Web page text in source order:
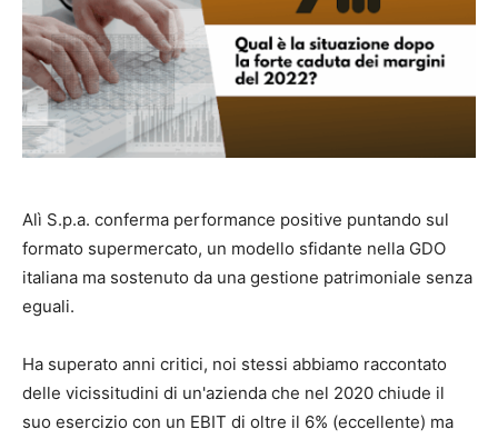
Alì S.p.a. conferma performance positive puntando sul
formato supermercato, un modello sfidante nella GDO
italiana ma sostenuto da una gestione patrimoniale senza
eguali.
Ha superato anni critici, noi stessi abbiamo raccontato
delle vicissitudini di un'azienda che nel 2020 chiude il
suo esercizio con un EBIT di oltre il 6% (eccellente) ma